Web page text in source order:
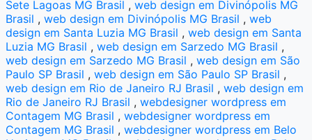
Sete Lagoas MG Brasil ,web design em Divinópolis MG
Brasil ,web design em Divinópolis MG Brasil ,web
design em Santa Luzia MG Brasil ,web design em Santa
Luzia MG Brasil ,web design em Sarzedo MG Brasil ,
web design em Sarzedo MG Brasil ,web design em São
Paulo SP Brasil ,web design em São Paulo SP Brasil ,
web design em Rio de Janeiro RJ Brasil ,web design em
Rio de Janeiro RJ Brasil ,webdesigner wordpress em
Contagem MG Brasil ,webdesigner wordpress em
Contagem MG Brasil ,webdesigner wordpress em Belo